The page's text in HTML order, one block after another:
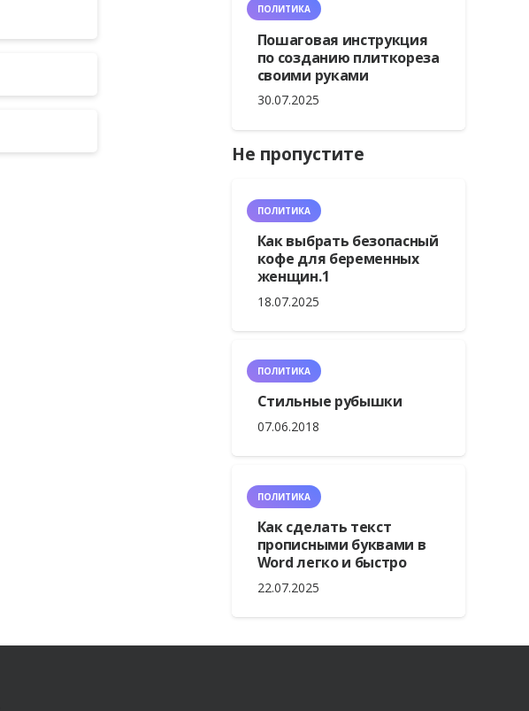
ПОЛИТИКА
Пошаговая инструкция
по созданию плиткореза
своими руками
30.07.2025
Не пропустите
ПОЛИТИКА
Как выбрать безопасный
кофе для беременных
женщин.1
18.07.2025
ПОЛИТИКА
Стильные рубышки
07.06.2018
ПОЛИТИКА
Как сделать текст
прописными буквами в
Word легко и быстро
22.07.2025